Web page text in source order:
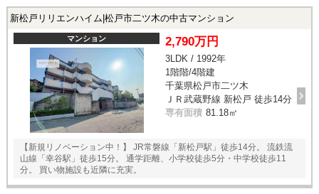
新松戸リリエンハイム|松戸市二ツ木の中古マンション
マンション 2,790万円
3LDK / 1992年
1階階/4階建
千葉県松戸市二ツ木
ＪＲ武蔵野線 新松戸 徒歩14分
専有面積 81.18㎡
【新規リノベーション中！】 JR常磐線「新松戸駅」徒歩14分。 流鉄流
山線「幸谷駅」徒歩15分。 通学距離、小学校徒歩5分・中学校徒歩11
分。 買い物施設も近隣に充実。